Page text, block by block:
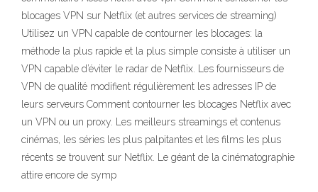
blocages VPN sur Netflix (et autres services de streaming)
Utilisez un VPN capable de contourner les blocages: la
méthode la plus rapide et la plus simple consiste à utiliser un
VPN capable d’éviter le radar de Netflix. Les fournisseurs de
VPN de qualité modifient régulièrement les adresses IP de
leurs serveurs Comment contourner les blocages Netflix avec
un VPN ou un proxy. Les meilleurs streamings et contenus
cinémas, les séries les plus palpitantes et les films les plus
récents se trouvent sur Netflix. Le géant de la cinématographie
attire encore de symp